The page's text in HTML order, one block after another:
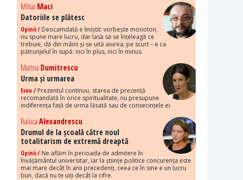
Mihai Maci
Datoriile se plătesc
Opinii / Deocamdată e liniștit: vorbește monoton,
nu spune mare lucru, dar lasă să se înțeleagă ce
trebuie, dă din mâini și se uită aiurea; pe scurt – e ca
pătrunjelul în supă: nici în plus, nici în minus.
Marina Dumitrescu
Urma și urmarea
Eseu / Prezentul continuu, starea de prezență
recomandată în orice spiritualitate, nu presupune
indiferența față de urma lăsată sau de consecințele ei.
RalucaAlexandrescu
Drumul de la școală către noul
totalitarism de extremă dreaptă
Opinii / Ne aflăm în perioada de admitere în
învățământul universitar, iar la științe politice concurența este
mai mare decât în anii precedenți, ceea ce în sine e un lucru
bun, dacă nu te uiți decât la cifre.